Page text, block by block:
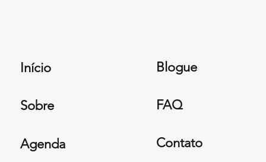
Início
Sobre
Agenda
Blogue
FAQ
Contato